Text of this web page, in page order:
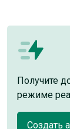
Получите
режиме
Создать